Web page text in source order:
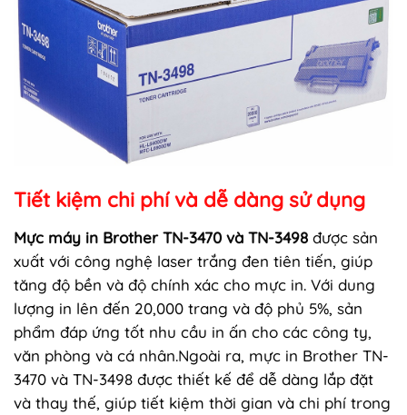
Tiết kiệm chi phí và dễ dàng sử dụng
Mực máy in Brother TN-3470 và TN-3498 được sản
xuất với công nghệ laser trắng đen tiên tiến, giúp
tăng độ bền và độ chính xác cho mực in. Với dung
lượng in lên đến 20,000 trang và độ phủ 5%, sản
phẩm đáp ứng tốt nhu cầu in ấn cho các công ty,
văn phòng và cá nhân.Ngoài ra, mực in Brother TN-
3470 và TN-3498 được thiết kế để dễ dàng lắp đặt
và thay thế, giúp tiết kiệm thời gian và chi phí trong